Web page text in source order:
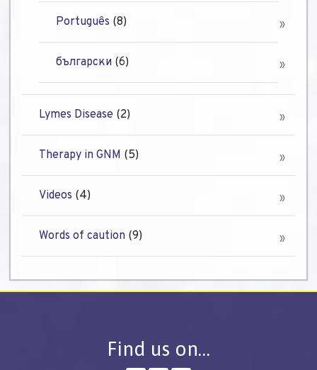
Português (8)
български (6)
Lymes Disease (2)
Therapy in GNM (5)
Videos (4)
Words of caution (9)
Find us on…